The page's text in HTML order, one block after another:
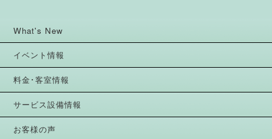
What's New
イベント情報
料金･客室情報
サービス設備情報
お客様の声